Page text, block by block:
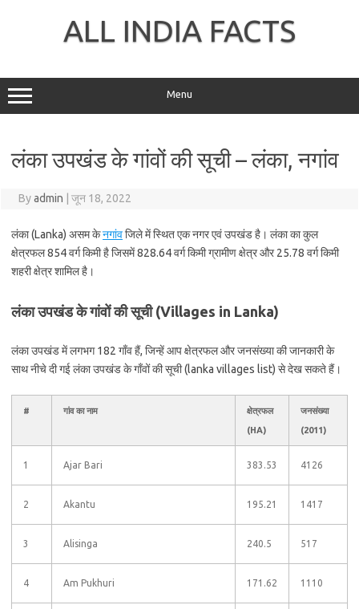
ALL INDIA FACTS
Menu
लंका उपखंड के गांवों की सूची – लंका, नगांव
Byadmin जून 18, 2022
लंका (Lanka) असम केनगांवजिले में स्थित एक नगर एवं उपखंड है। लंका का कुल
क्षेत्रफल 854 वर्ग किमी है जिसमें 828.64 वर्ग किमी ग्रामीण क्षेत्र और 25.78 वर्ग किमी
शहरी क्षेत्र शामिल है।
लंका उपखंड के गांवों की सूची (Villages in Lanka)
लंका उपखंड में लगभग 182 गाँव हैं, जिन्हें आप क्षेत्रफल और जनसंख्या की जानकारी के
साथ नीचे दी गई लंका उपखंड के गाँवों की सूची (lanka villages list) से देख सकते हैं।
# गांव का नाम
क्षेत्रफल
(HA)
जनसंख्या
(2011)
1 Ajar Bari 383.53 4126
2 Akantu 195.21 1417
3 Alisinga 240.5 517
4 Am Pukhuri 171.62 1110